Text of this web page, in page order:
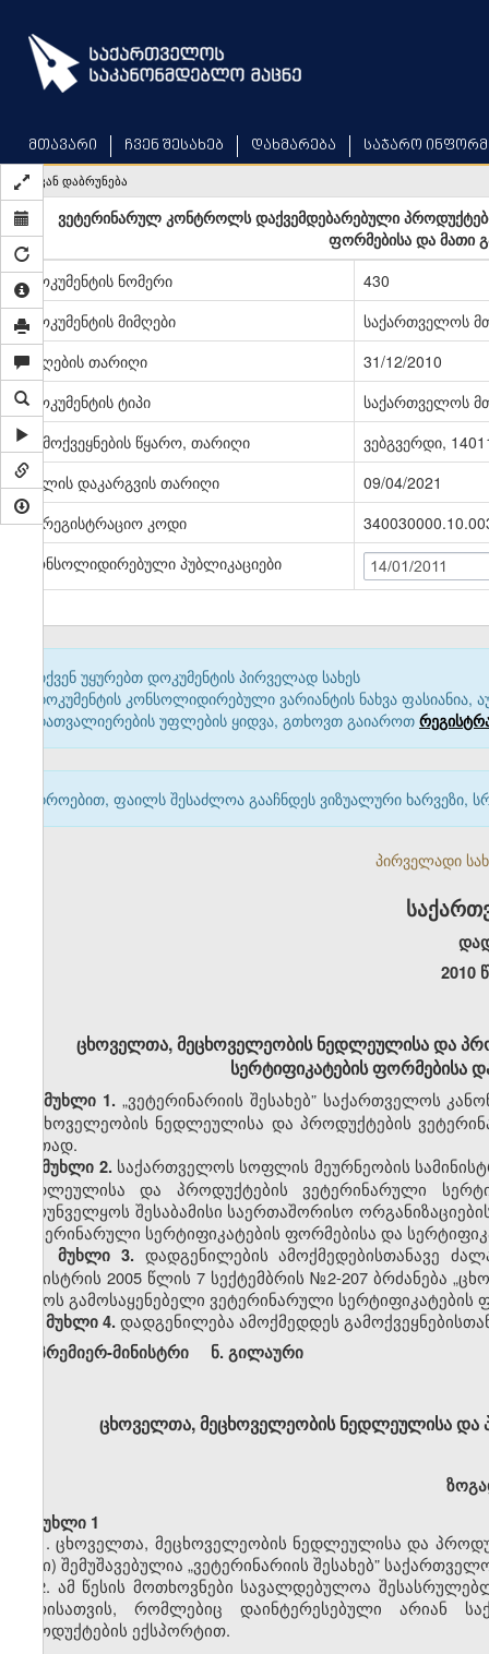
main
content
მთავარი ჩვენ შესახებ დახმარება საჯარო
უკან დაბრუნება
ვეტერინარულ კონტროლს დაქვემდებარებული
ფორმებისა და მათი
დოკუმენტის ნომერი
430
დოკუმენტის მიმღები
საქართველოს
მიღების თარიღი
31/12/2010
დოკუმენტის ტიპი
საქართველოს
გამოქვეყნების წყარო, თარიღი
ვებგვერდი,
ძალის დაკარგვის თარიღი
09/04/2021
სარეგისტრაციო კოდი
კონსოლიდირებული პუბლიკაციები
14/01/2011
თქვენ უყურებთ დოკუმენტის პირველად სახეს
დოკუმენტის კონსოლიდირებული ვარიანტის ნახვა ფასიანია,
დათვალიერების უფლების ყიდვა, გთხოვთ გაიაროთ
დროებით, ფაილს შესაძლოა გააჩნდეს ვიზუალური ხარვეზი,
პირველადი
2010
ცხოველთა, მეცხოველეობის ნედლეულისა და
სერტიფიკატების ფორმებისა
მუხლი 1. „ვეტერინარიის შესახებ” საქართველოს
მეცხოველეობის ნედლეულისა და პროდუქტების
ერთად.
მუხლი 2. საქართველოს სოფლის მეურნეობის
ნედლეულისა და პროდუქტების ვეტერინარული
უზრუნველყოს შესაბამისი საერთაშორისო
ვეტერინარული სერტიფიკატების ფორმებისა და
მუხლი 3. დადგენილების ამოქმედებისთანავე
მინისტრის 2005 წლის 7 სექტემბრის №2-207 ბრძანება
დროს გამოსაყენებელი ვეტერინარული სერტიფიკატების
მუხლი 4. დადგენილება ამოქმედდეს
პრემიერ-მინისტრი ნ. გილაური
ცხოველთა, მეცხოველეობის ნედლეულისა და
მუხლი 1
1. ცხოველთა, მეცხოველეობის ნედლეულისა და
წესი) შემუშავებულია „ვეტერინარიის შესახებ”
2. ამ წესის მოთხოვნები სავალდებულოა
პირისათვის, რომლებიც დაინტერესებული არიან
პროდუქტების ექსპორტით.